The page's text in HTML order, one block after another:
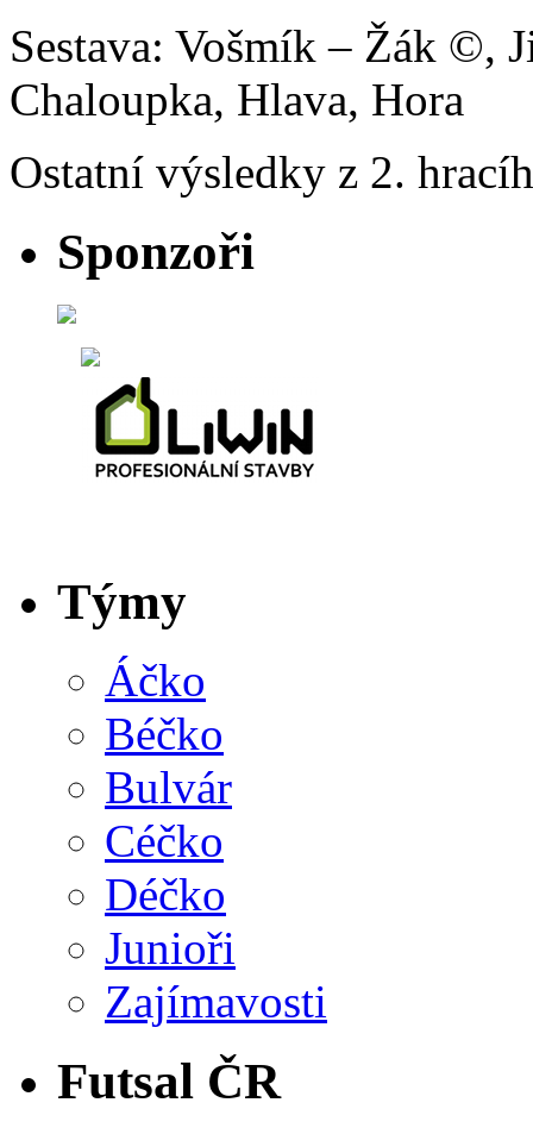
Sestava: Vošmík – Žák ©,
Chaloupka, Hlava, Hora
Ostatní výsledky z 2.
Sponzoři
Týmy
Áčko
Béčko
Bulvár
Céčko
Déčko
Junioři
Zajímavosti
Futsal ČR